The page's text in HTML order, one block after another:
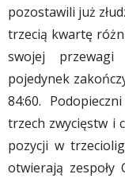
pozostawili już
trzecią kwartę
swojej
pojedynek
84:60.
trzech zwycięstw i
pozycji w
otwierają zespoły